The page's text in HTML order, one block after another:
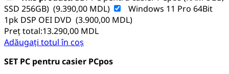
SSD 256GB) (9.390,00 MDL)
Windows 11 Pro 64Bit
1pk DSP OEI DVD (3.900,00 MDL)
Preț total:13.290,00 MDL
Adăugați totul în coș
SET PC pentru casier PCpos